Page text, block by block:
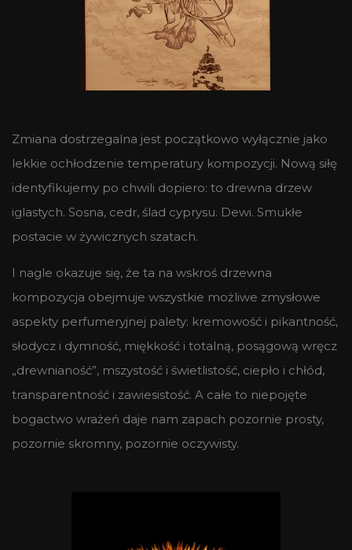
Zmiana dostrzegalna jest początkowo wyłącznie jako
lekkie ochłodzenie temperatury kompozycji. Nową siłę
identyfikujemy po chwili dopiero: to drewna drzew
iglastych. Sosna, cedr, ślad cyprysu. Dewi. Smukłe
postacie w żywicznych szatach.
I nagle okazuje się, że ta na wskroś drzewna
kompozycja obejmuje wszystkie możliwe zmysłowe
aspekty perfumeryjnej palety: kremowość i pikantność,
słodycz i dymność, miękkość i totalną, posągową wręcz
„drewnianość”, mszystość i świetlistość, ciepło i chłód,
transparentność i zawiesistość. A całe to niepojęte
bogactwo wrażeń daje nam zapach pozornie prosty,
pozornie skromny, pozornie oczywisty.